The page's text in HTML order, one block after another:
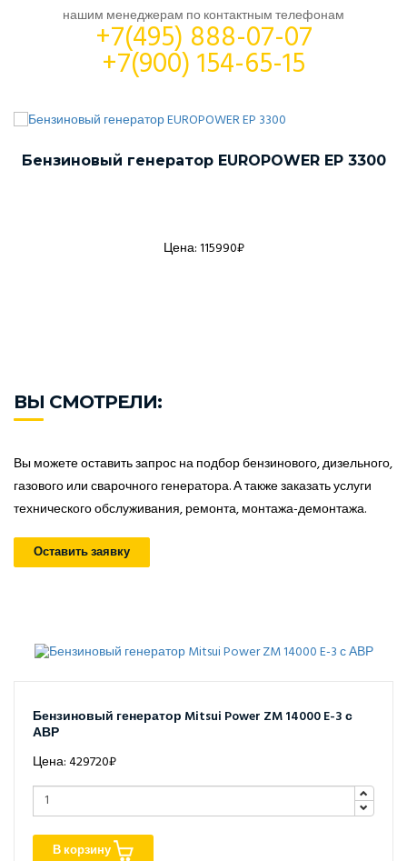
нашим менеджерам по контактным телефонам
+7(495) 888-07-07
+7(900) 154-65-15
Бензиновый генератор EUROPOWER EP 3300
Цена: 115990₽
ВЫ СМОТРЕЛИ:
Вы можете оставить запрос на подбор бензинового, дизельного,
газового или сварочного генератора. А также заказать услуги
технического обслуживания, ремонта, монтажа-демонтажа.
Оставить заявку
Бензиновый генератор Mitsui Power ZM 14000 E-3 с
АВР
Цена: 429720₽
В корзину